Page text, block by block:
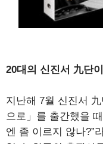
20대의 신진서 九단
지난해 7월 신진서
으로」를 출간했을
엔 좀 이르지 않나?”